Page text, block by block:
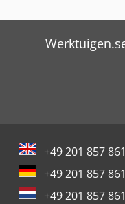
Renault Tipper
Scania Tipper
Vw Tipper
Wolf Filter
+49 201 857
+49 201 857
+49 201 857